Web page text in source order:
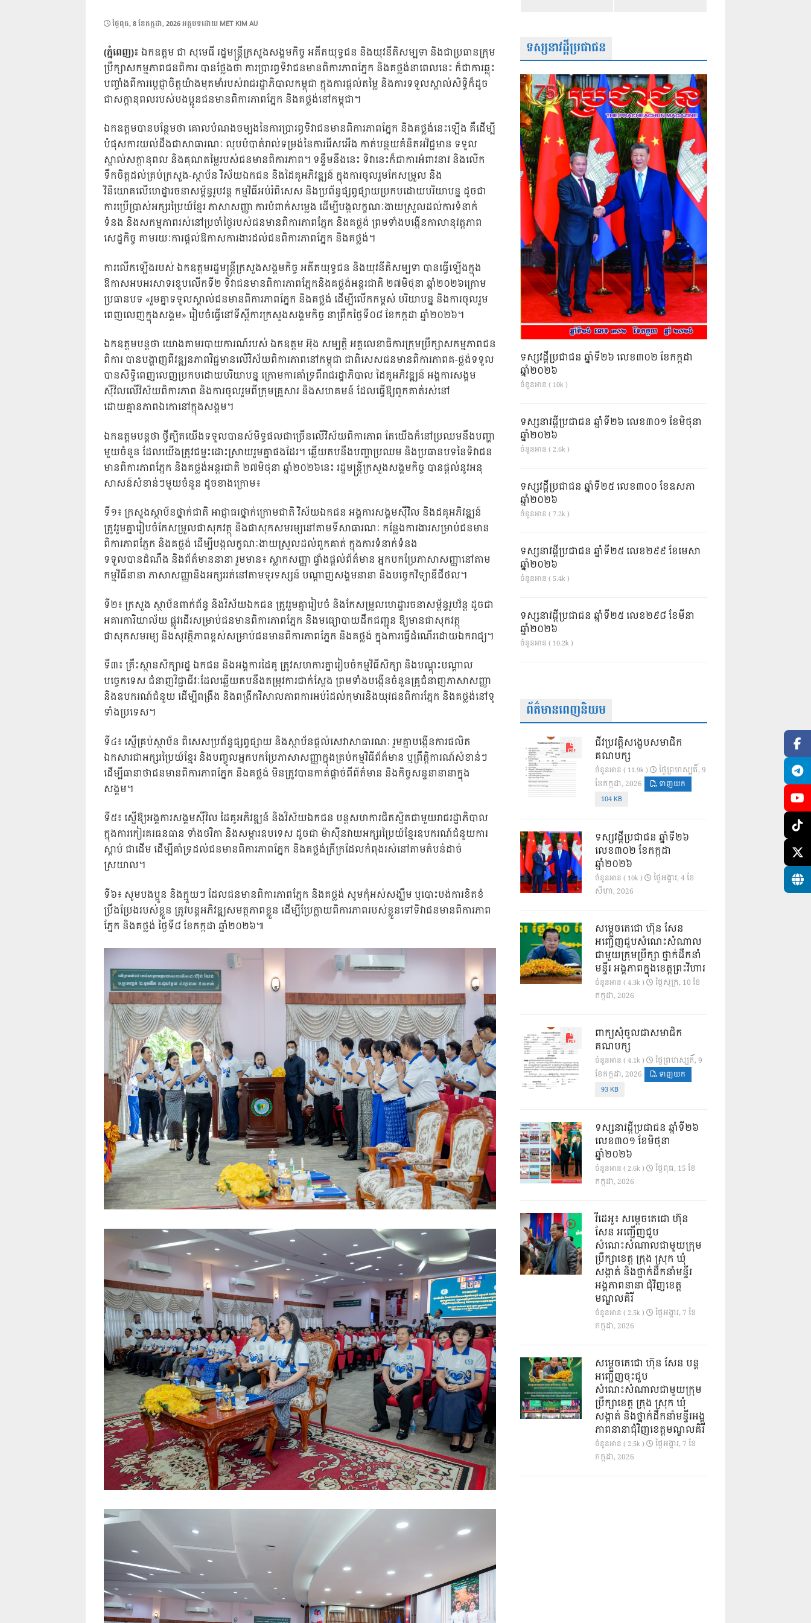
POSTED
ថ្ងៃ​ពុធ, 8 ខែ​កក្កដា, 2026អត្ថបទដោយ MET KIM AU
(ភ្នំពេញ)៖ឯកឧត្តម ជា សុមេធី រដ្ឋមន្ត្រីក្រសួងសង្គមកិច្ច អតីតយុទ្ធជន និងយុវនីតិសម្បទា និងជាប្រធានក្រុម
ប្រឹក្សាសកម្មភាពជនពិការ បានថ្លែងថា ការប្រារព្ធទិវាជនមានពិការភាពភ្នែក និងគថ្លង់នាពេលនេះ ក៏ជាការឆ្លុះ
បញ្ចាំងពីការប្តេជ្ញាចិត្តយ៉ាងមុតមាំរបស់រាជរដ្ឋាភិបាលកម្ពុជា ក្នុងការផ្តល់តម្លៃ និងការទទួលស្គាល់សិទ្ធិក៏ដូច
ជាសក្តានុពលរបស់បងប្អូនជនមានពិការភាពភ្នែក និងគថ្លង់នៅកម្ពុជា។
ឯកឧត្តមបានបន្ថែមថា គោលបំណងចម្បងនៃការប្រារព្ធទិវាជនមានពិការភាពភ្នែក និងគថ្លង់នេះឡើង គឺដើម្បី
បំផុសការយល់ដឹងជាសាធារណៈ លុបបំបាត់រាល់ទម្រង់នៃការរើសអើង កាត់បន្ថយគំនិតអវិជ្ជមាន ទទួល
ស្គាល់សក្ដានុពល និងគុណតម្លៃរបស់ជនមានពិការភាព។ ទន្ទឹមនឹងនេះ ទិវានេះក៏ជាការអំពាវនាវ និងលើក
ទឹកចិត្តដល់គ្រប់ក្រសួង-ស្ថាប័ន វិស័យឯកជន និងដៃគូអភិវឌ្ឍន៍ ក្នុងការចូលរួមកែសម្រួល និង
វិនិយោគលើហេដ្ឋារចនាសម្ព័ន្ធរូបវន្ត កម្មវិធីអប់រំពិសេស និងប្រព័ន្ធផ្សព្វផ្សាយប្រកបដោយបរិយាបន្ន ដូចជា
ការប្រើប្រាស់អក្សរប្រៃយ៍ខ្មែរ ភាសាសញ្ញា ការបំពាក់សម្លេង ដើម្បីបង្កលក្ខណៈងាយស្រួលដល់ការទំនាក់
ទំនង និងសកម្មភាពរស់នៅប្រចាំថ្ងៃរបស់ជនមានពិការភាពភ្នែក និងគថ្លង់ ព្រមទាំងបង្កើនកាលានុវត្តភាព
សេដ្ឋកិច្ច តាមរយៈការផ្តល់ឱកាសការងារដល់ជនពិការភាពភ្នែក និងគថ្លង់។
ការលើកឡើងរបស់ ឯកឧត្តមរដ្ឋមន្ត្រីក្រសួងសង្គមកិច្ច អតីតយុទ្ធជន និងយុវនីតិសម្បទា បានធ្វើឡើងក្នុង
ឱកាសអបអរសាទរខួបលើកទី២ ទិវាជនមានពិការភាពភ្នែកនិងគថ្លង់អន្តរជាតិ ២៧មិថុនា ឆ្នាំ២០២៦ក្រោម
ប្រធានបទ «រួមគ្នាទទួលស្គាល់ជនមានពិការភាពភ្នែក និងគថ្លង់ ដើម្បីលើកកម្ពស់ បរិយាបន្ន និងការចូលរួម
ពេញលេញក្នុងសង្គម» រៀបចំធ្វើនៅទីស្តីការក្រសួងសង្គមកិច្ច នាព្រឹកថ្ងៃទី០៨ ខែកក្កដា ឆ្នាំ២០២៦។
ឯកឧត្តមបន្តថា យោងតាមរបាយការណ៍របស់ ឯកឧត្តម អ៊ុង សម្បត្តិ អគ្គលេខាធិការក្រុមប្រឹក្សាសកម្មភាពជន
ពិការ បានបង្ហាញពីវឌ្ឍនភាពវិជ្ជមានលើវិស័យពិការភាពនៅកម្ពុជា ជាពិសេសជនមានពិការភាពគ-ថ្លង់ទទួល
បានសិទ្ធិពេញលេញប្រកបដោយបរិយាបន្ន ក្រោមការគាំទ្រពីរាជរដ្ឋាភិបាល ដៃគូអភិវឌ្ឍន៍ អង្គការសង្គម
ស៊ីវិលលើវិស័យពិការភាព និងការចូលរួមពីក្រុមគ្រួសារ និងសហគមន៍ ដែលធ្វើឱ្យពួកគាត់រស់នៅ
ដោយគ្មានភាពឯកោនៅក្នុងសង្គម។
ឯកឧត្តមបន្តថា ថ្វីត្បិតយើងទទួលបានស៍មិទ្ធផលជាច្រើនលើវិស័យពិការភាព តែយើងក៏នៅប្រឈមនឹងបញ្ហា
មួយចំនួន ដែលយើងត្រូវជម្នះដោះស្រាយរួមគ្នាផងដែរ។ ឆ្លើយតបនឹងបញ្ហាប្រឈម និងប្រធានបទនៃទិវាជន
មានពិការភាពភ្នែក និងគថ្លង់អន្តរជាតិ ២៧មិថុនា ឆ្នាំ២០២៦នេះ រដ្ឋមន្រ្តីក្រសួងសង្គមកិច្ច បានផ្ដល់នូវអនុ
សាសន៍សំខាន់ៗមួយចំនួន ដូចខាងក្រោម៖
ទី១៖ ក្រសួងស្ថាប័នថ្នាក់ជាតិ អាជ្ញាធរថ្នាក់ក្រោមជាតិ វិស័យឯកជន អង្គការសង្គមស៊ីវិល និងដគូអភិវឌ្ឍន៍
ត្រូវរួមគ្នារៀបចំកែសម្រួលផាសុកវត្ថុ និងផាសុកសមរម្យនៅតាមទីសាធារណៈ កន្លែងការងារសម្រាប់ជនមាន
ពិការភាពភ្នែក និងគថ្លង់ ដើម្បីបង្កលក្ខណៈងាយស្រួលដល់ពួកគាត់ ក្នុងការទំនាក់ទំនង
ទទួលបានដំណឹង និងព័ត៌មាននានា រួមមាន៖ ស្លាកសញ្ញា ផ្ទាំងផ្តល់ព័ត៌មាន អ្នកបកប្រែភាសាសញ្ញានៅតាម
កម្មវិធីនានា ភាសាសញ្ញានិងអក្សររត់នៅតាមទូរទស្សន៍ បណ្ដាញសង្គមនានា និងបច្ចេកវិទ្យាឌីជីថល។
ទី២៖ ក្រសួង ស្ថាប័នពាក់ព័ន្ធ និងវិស័យឯកជន ត្រូវរួមគ្នារៀបចំ និងកែសម្រួលហេដ្ឋារចនាសម្ព័ន្ធរូបវ័ន្ត ដូចជា
អគារការិយាល័យ ផ្លូវដើរសម្រាប់ជនមានពិការភាពភ្នែក និងមធ្យោបាយដឹកជញ្ជូន ឱ្យមានផាសុកវត្ថុ
ផាសុកសមរម្យ និងសុវត្ថិភាពខ្ពស់សម្រាប់ជនមានពិការភាពភ្នែក និងគថ្លង់ ក្នុងការធ្វើដំណើរដោយឯករាជ្យ។
ទី៣៖ គ្រឹះស្ថានសិក្សារដ្ឋ ឯកជន និងអង្គការដៃគូ ត្រូវសហការគ្នារៀបចំកម្មវិធីសិក្សា និងបណ្ដុះបណ្តាល
បច្ចេកទេស ជំនាញវិជ្ជាជីវៈដែលឆ្លើយតបនឹងតម្រូវការជាក់ស្ដែង ព្រមទាំងបង្កើនចំនួនគ្រូជំនាញភាសាសញ្ញា
និងឧបករណ៍ជំនួយ ដើម្បីពង្រឹង និងពង្រីកវិសាលភាពការអប់រំដល់កុមារនិងយុវជនពិការភ្នែក និងគថ្លង់នៅទូ
ទាំងប្រទេស។
ទី៤៖ ស្នើគ្រប់ស្ថាប័ន ពិសេសប្រព័ន្ធផ្សព្វផ្សាយ និងស្ថាប័នផ្តល់សេវាសាធារណៈ រួមគ្នាបង្កើនការផលិត
ឯកសារជាអក្សរប្រៃយ៍ខ្មែរ និងបញ្ចូលអ្នកបកប្រែភាសាសញ្ញាក្នុងគ្រប់កម្មវិធីព័ត៌មាន ឬព្រឹត្តិការណ៍សំខាន់ៗ
ដើម្បីធានាថាជនមានពិការភាពភ្នែក និងគថ្លង់ មិនត្រូវបានកាត់ផ្តាច់ពីព័ត៌មាន និងកិច្ចសន្ទនានានាក្នុង
សង្គម។
ទី៥៖ ស្នើឱ្យអង្គការសង្គមស៊ីវិល ដៃគូអភិវឌ្ឍន៍ និងវិស័យឯកជន បន្តសហការជិតស្និតជាមួយរាជរដ្ឋាភិបាល
ក្នុងការកៀរគរធនធាន ទាំងថវិកា និងសម្ភារឧបទេស ដូចជា ម៉ាស៊ីនវាយអក្សរប្រៃយ៍ខ្មែរឧបករណ៍ជំនួយការ
ស្តាប់ ជាដើម ដើម្បីគាំទ្រដល់ជនមានពិការភាពភ្នែក និងគថ្លង់ក្រីក្រដែលកំពុងរស់នៅតាមតំបន់ដាច់
ស្រយាល។
ទី៦៖ សូមបងប្អូន និងក្មួយៗ ដែលជនមានពិការភាពភ្នែក និងគថ្លង់ សូមកុំអស់សង្ឃឹម ឬបោះបង់ការខិតខំ
ប្រឹងប្រែងរបស់ខ្លួន ត្រូវបន្តអភិវឌ្ឍសមត្ថភាពខ្លួន ដើម្បីប្រែក្លាយពិការភាពរបស់ខ្លួនទៅទិវាជនមានពិការភាព
ភ្នែក និងគថ្លង់ ថ្ងៃទី៨ ខែកក្កដា ឆ្នាំ២០២៦៕
ទស្សនាវដ្តីប្រជាជន
ទស្សវដ្តីប្រជាជន ឆ្នាំទី២៦ លេខ៣០២ ខែកក្កដា
ឆ្នាំ២០២៦
ចំនួនអាន ( 10k )
ទស្សនាវដ្ដីប្រជាជន ឆ្នាំទី២៦ លេខ៣០១ ខែមិថុនា
ឆ្នាំ២០២៦
ចំនួនអាន ( 2.6k )
ទស្សវដ្តីប្រជាជន ឆ្នាំទី២៥ លេខ៣០០ ខែឧសភា
ឆ្នាំ២០២៦
ចំនួនអាន ( 7.2k )
ទស្សនាវដ្ដីប្រជាជន ឆ្នាំទី២៥ លេខ២៩៩ ខែមេសា
ឆ្នាំ២០២៦
ចំនួនអាន ( 5.4k )
ទស្សនាវដ្ដីប្រជាជន ឆ្នាំទី២៥ លេខ២៩៨ ខែមីនា
ឆ្នាំ២០២៦
ចំនួនអាន ( 10.2k )
ព័ត៌មានពេញនិយម
ជីវប្រវត្តិសង្ខេបសមាជិក
គណបក្ស
ចំនួនអាន ( 11.9k )
ថ្ងៃ​ព្រហស្បតិ៍, 9
ខែ​កក្កដា, 2026
ទាញយក
104 KB
ទស្សវដ្តីប្រជាជន ឆ្នាំទី២៦
លេខ៣០២ ខែកក្កដា
ឆ្នាំ២០២៦
ចំនួនអាន ( 10k )
ថ្ងៃ​អង្គារ, 4 ខែ​
សីហា, 2026
សម្តេចតេជោ ហ៊ុន សែន
អញ្ជើញជួបសំណេះសំណាល
ជាមួយក្រុមប្រឹក្សា ថ្នាក់ដឹកនាំ
មន្ទីរ អង្គភាពក្នុងខេត្តព្រះវិហារ
ចំនួនអាន ( 4.3k )
ថ្ងៃ​សុក្រ, 10 ខែ​
កក្កដា, 2026
ពាក្យសុំចូលជាសមាជិក
គណបក្ស
ចំនួនអាន ( 4.1k )
ថ្ងៃ​ព្រហស្បតិ៍, 9
ខែ​កក្កដា, 2026
ទាញយក
93 KB
ទស្សនាវដ្ដីប្រជាជន ឆ្នាំទី២៦
លេខ៣០១ ខែមិថុនា
ឆ្នាំ២០២៦
ចំនួនអាន ( 2.6k )
ថ្ងៃ​ពុធ, 15 ខែ​
កក្កដា, 2026
វីដេអូ៖ សម្តេចតេជោ ហ៊ុន
សែន អញ្ជើញជួប
សំណេះសំណាលជាមួយក្រុម
ប្រឹក្សាខេត្ត ក្រុង ស្រុក ឃុំ
សង្កាត់ និងថ្នាក់ដឹកនាំមន្ទីរ
អង្គភាពនានា ជុំវិញខេត្ត
មណ្ឌលគិរី
ចំនួនអាន ( 2.5k )
ថ្ងៃ​អង្គារ, 7 ខែ​
កក្កដា, 2026
សម្តេចតេជោ ហ៊ុន សែន បន្ត
អញ្ជើញចុះជួប
សំណេះសំណាលជាមួយក្រុម
ប្រឹក្សាខេត្ត ក្រុង ស្រុក ឃុំ
សង្កាត់ និងថ្នាក់ដឹកនាំមន្ទីរអង្គ
ភាពនានាជុំវិញខេត្តមណ្ឌលគិរី
ចំនួនអាន ( 2.5k )
ថ្ងៃ​អង្គារ, 7 ខែ​
កក្កដា, 2026